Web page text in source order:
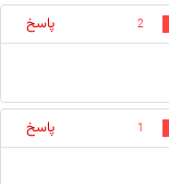
2
پاسخ
1
پاسخ